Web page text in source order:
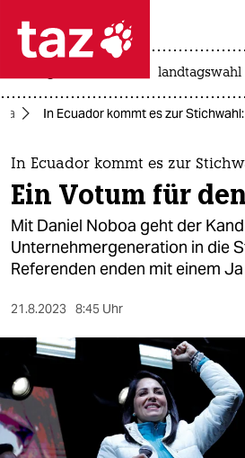
 taz zahl ich
taz zahl ich
themen
politik
öko
sport
berlin
nord
landtagswahl
In Ecuador kommt es zur
In Ecuador kommt es zur
Ein Votum für
Mit Daniel Noboa geht der
Unternehmergeneration in die
Referenden enden mit einem
21.8.2023 8:45 Uhr